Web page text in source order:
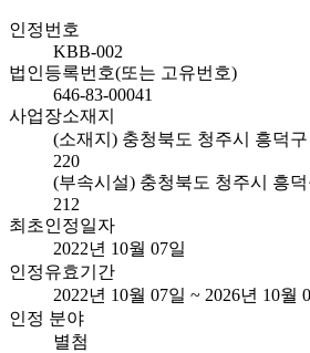
인정번호
KBB-002
법인등록번호(또는 고유번호)
646-83-00041
사업장소재지
(소재지) 충청북도 청주시 흥덕
220
(부속시설) 충청북도 청주시 흥
212
최초인정일자
2022년 10월 07일
인정유효기간
2022년 10월 07일 ~ 2026년 10월
인정 분야
별첨